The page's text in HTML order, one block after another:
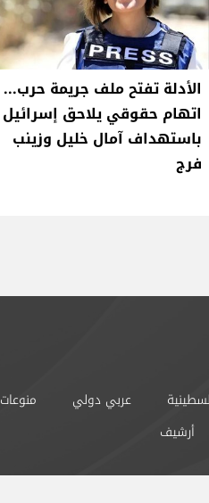
الأدلة تفتح ملف جريمة حرب...
اتهام حقوقي يلاحق إسرائيل
باستهداف آمال خليل وزينب
فرج
عربي دولي منوعات
أرشيف